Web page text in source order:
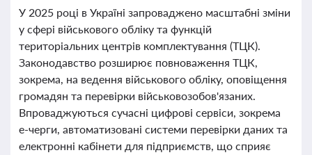
У 2025 році в Україні запроваджено масштабні зміни
у сфері військового обліку та функцій
територіальних центрів комплектування (ТЦК).
Законодавство розширює повноваження ТЦК,
зокрема, на ведення військового обліку, оповіщення
громадян та перевірки військовозобов'язаних.
Впроваджуються сучасні цифрові сервіси, зокрема
е-черги, автоматизовані системи перевірки даних та
електронні кабінети для підприємств, що сприяє